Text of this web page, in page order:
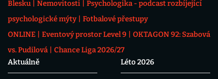
Blesku
Nemovitosti
Psychologika - podcast rozbíjející
psychologické mýty
Fotbalové přestupy
ONLINE
Eventový prostor Level 9
OKTAGON 92: Szabová
vs. Pudilová
Chance Liga 2026/27
Aktuálně
Léto 2026